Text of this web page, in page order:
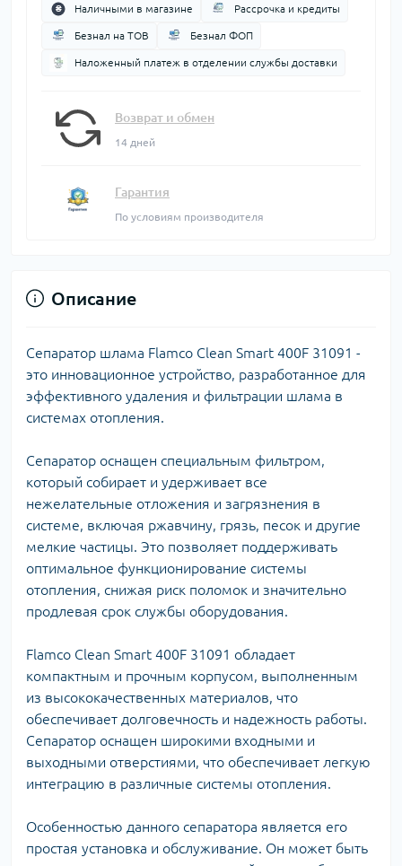
Наличными в магазине Рассрочка и кредиты
Безнал на ТОВ Безнал ФОП
Наложенный платеж в отделении службы доставки
Возврат и обмен
14 дней
Гарантия
По условиям производителя
Описание
Сепаратор шлама Flamco Clean Smart 400F 31091 -
это инновационное устройство, разработанное для
эффективного удаления и фильтрации шлама в
системах отопления.
Сепаратор оснащен специальным фильтром,
который собирает и удерживает все
нежелательные отложения и загрязнения в
системе, включая ржавчину, грязь, песок и другие
мелкие частицы. Это позволяет поддерживать
оптимальное функционирование системы
отопления, снижая риск поломок и значительно
продлевая срок службы оборудования.
Flamco Clean Smart 400F 31091 обладает
компактным и прочным корпусом, выполненным
из высококачественных материалов, что
обеспечивает долговечность и надежность работы.
Сепаратор оснащен широкими входными и
выходными отверстиями, что обеспечивает легкую
интеграцию в различные системы отопления.
Особенностью данного сепаратора является его
простая установка и обслуживание. Он может быть